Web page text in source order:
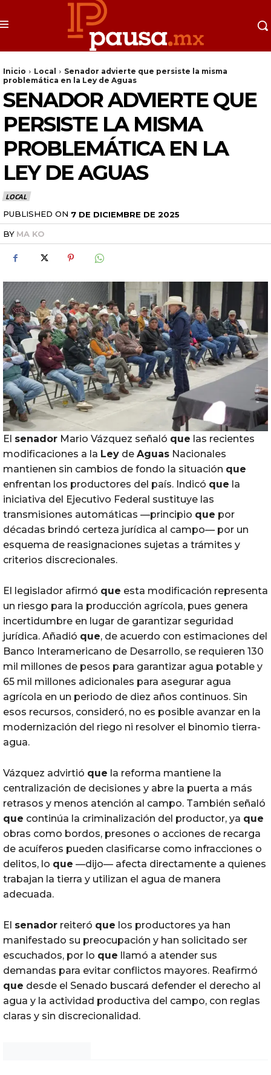
Inicio Local
Senador advierte que persiste la misma
problemática en la Ley de Aguas
SENADOR ADVIERTE QUE
PERSISTE LA MISMA
PROBLEMÁTICA EN LA
LEY DE AGUAS
LOCAL
PUBLISHED ON 7 DE DICIEMBRE DE 2025
BY MA KO
El senador Mario Vázquez señaló que las recientes
modificaciones a la Ley de Aguas Nacionales
mantienen sin cambios de fondo la situación que
enfrentan los productores del país. Indicó que la
iniciativa del Ejecutivo Federal sustituye las
transmisiones automáticas —principio que por
décadas brindó certeza jurídica al campo— por un
esquema de reasignaciones sujetas a trámites y
criterios discrecionales.
El legislador afirmó que esta modificación representa
un riesgo para la producción agrícola, pues genera
incertidumbre en lugar de garantizar seguridad
jurídica. Añadió que, de acuerdo con estimaciones del
Banco Interamericano de Desarrollo, se requieren 130
mil millones de pesos para garantizar agua potable y
65 mil millones adicionales para asegurar agua
agrícola en un periodo de diez años continuos. Sin
esos recursos, consideró, no es posible avanzar en la
modernización del riego ni resolver el binomio tierra-
agua.
Vázquez advirtió que la reforma mantiene la
centralización de decisiones y abre la puerta a más
retrasos y menos atención al campo. También señaló
que continúa la criminalización del productor, ya que
obras como bordos, presones o acciones de recarga
de acuíferos pueden clasificarse como infracciones o
delitos, lo que —dijo— afecta directamente a quienes
trabajan la tierra y utilizan el agua de manera
adecuada.
El senador reiteró que los productores ya han
manifestado su preocupación y han solicitado ser
escuchados, por lo que llamó a atender sus
demandas para evitar conflictos mayores. Reafirmó
que desde el Senado buscará defender el derecho al
agua y la actividad productiva del campo, con reglas
claras y sin discrecionalidad.